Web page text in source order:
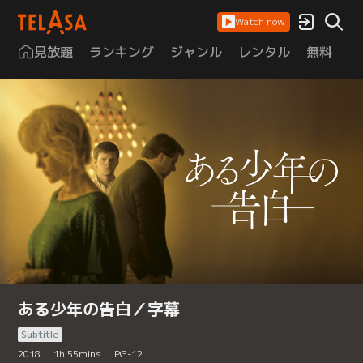
Watch now
見放題 ランキング ジャンル レンタル 無料
ある少年の告白／字幕
Subtitle
2018
1h 55mins PG-12